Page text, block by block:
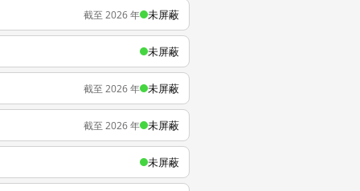
截至 2026 年 未屏蔽
未屏蔽
截至 2026 年 未屏蔽
截至 2026 年 未屏蔽
未屏蔽